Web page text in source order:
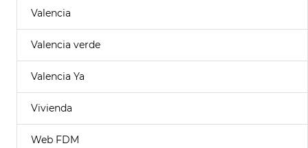
Valencia
Valencia verde
Valencia Ya
Vivienda
Web FDM